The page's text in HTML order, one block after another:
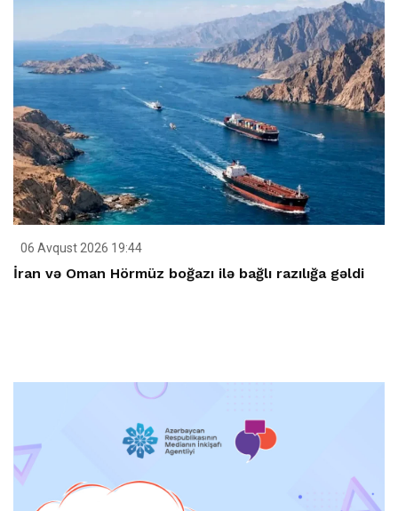
06 Avqust 2026 19:44
İran və Oman Hörmüz boğazı ilə bağlı razılığa gəldi